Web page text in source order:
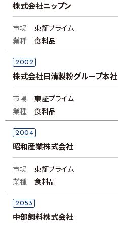
株式会社ニップン
市場
東証プライム
業種
食料品
2002
株式会社日清製粉グループ本社
市場
東証プライム
業種
食料品
2004
昭和産業株式会社
市場
東証プライム
業種
食料品
2053
中部飼料株式会社